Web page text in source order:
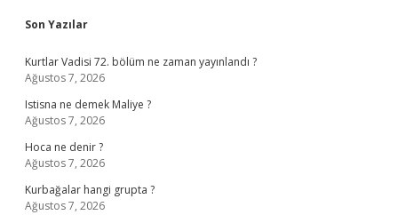
Sidebar
Son Yazılar
Kurtlar Vadisi 72. bölüm ne zaman yayınlandı ?
Ağustos 7, 2026
Istisna ne demek Maliye ?
Ağustos 7, 2026
Hoca ne denir ?
Ağustos 7, 2026
Kurbağalar hangi grupta ?
Ağustos 7, 2026